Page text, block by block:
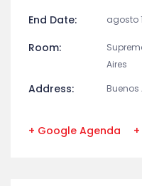
End Date: agosto
Room:
Aires
Address: Buenos
+ Google Agenda